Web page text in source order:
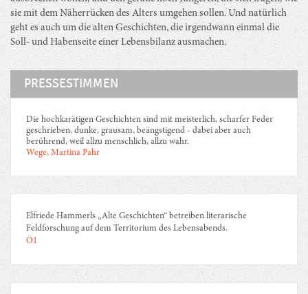
sie mit dem Näherrücken des Alters umgehen sollen. Und natürlich
geht es auch um die alten Geschichten, die irgendwann einmal die
Soll- und Habenseite einer Lebensbilanz ausmachen.
PRESSESTIMMEN
Die hochkarätigen Geschichten sind mit meisterlich, scharfer Feder
geschrieben, dunke, grausam, beängstigend - dabei aber auch
berührend, weil allzu menschlich, allzu wahr.
Wege, Martina Pahr
Elfriede Hammerls „Alte Geschichten“ betreiben literarische
Feldforschung auf dem Territorium des Lebensabends.
Ö1